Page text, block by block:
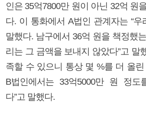
인은 35억7800만 원이 아닌 32억 원
다. 이 통화에서 A법인 관계자는 “우
말했다. 남구에서 36억 원을 책정했
리는 그 금액을 보내지 않았다”고 말
족할 수 있으니 통상 몇 %를 더 올
B법인에서는 33억5000만 원 정도
다”고 말했다.